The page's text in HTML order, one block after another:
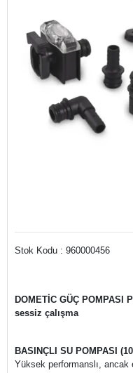
Stok Kodu : 960000456
DOMETİC GÜÇ POMPASI
sessiz çalışma
BASINÇLI SU POMPASI
Yüksek performanslı,